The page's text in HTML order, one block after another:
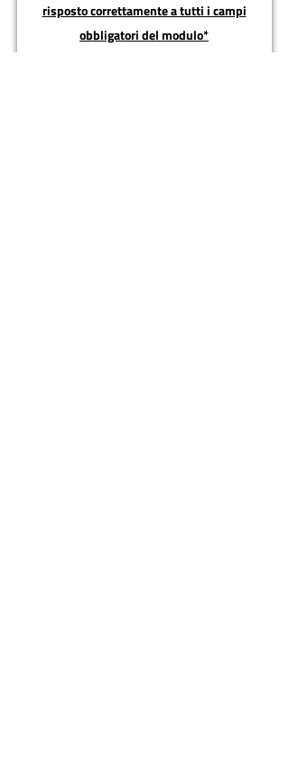
risposto correttamente a tutti i campi
obbligatori del modulo*